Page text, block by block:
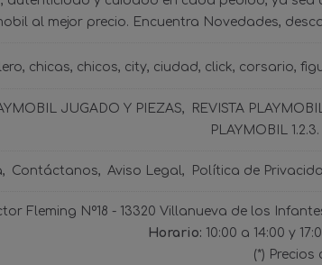
al mejor precio. Encuentra Novedades,
chicas chicos city ciudad click corsario
JUGADO Y PIEZAS REVISTA
PLAYMOBIL
Contáctanos Aviso Legal Política de
Fleming Nº18 - 13320 Villanueva de los
Horario: 10:00 a 14:00 y
(*)